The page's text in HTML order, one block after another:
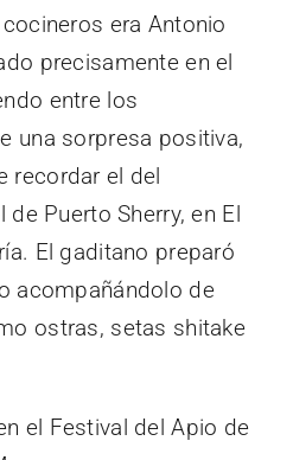
era Antonio
precisamente en el
entre los
una sorpresa positiva,
recordar el del
Puerto Sherry, en El
El gaditano preparó
acompañándolo de
ostras, setas shitake